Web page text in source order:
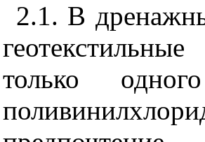
2.1. В
только